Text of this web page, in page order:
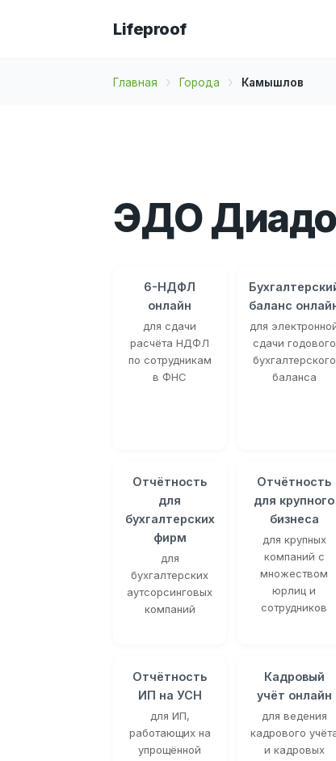
Lifeproof
Главная Города Камышлов
ЭДО
6-НДФЛ
онлайн
для сдачи
расчёта НДФЛ
по сотрудникам
в ФНС
баланс
для
сдачи годового
бухгалтерского
баланса
Отчётность
для
бухгалтерских
фирм
для
бухгалтерских
аутсорсинговых
компаний
Отчётность
для крупного
бизнеса
для крупных
компаний с
множеством
юрлиц и
сотрудников
Отчётность
ИП на УСН
для ИП,
работающих на
упрощённой
Кадровый
учёт онлайн
для ведения
кадрового
и кадровых